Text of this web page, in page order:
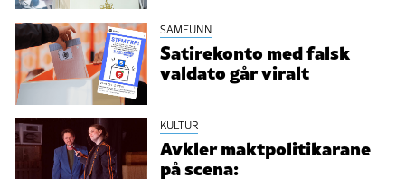
SAMFUNN
Satirekonto med falsk
valdato går viralt
KULTUR
Avkler maktpolitikarane
på scena: